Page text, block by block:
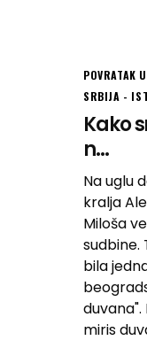
POVRATAK
SRBIJA -
Kako
n...
Na uglu
kralja
Miloša
sudbine.
bila
duvana".
miris